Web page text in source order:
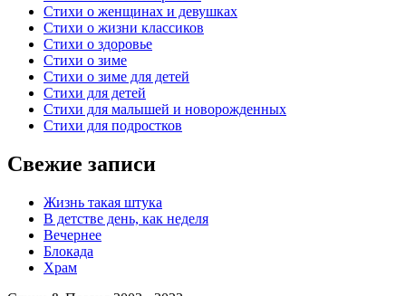
Стихи о женщинах и девушках
Стихи о жизни классиков
Стихи о здоровье
Стихи о зиме
Стихи о зиме для детей
Стихи для детей
Стихи для малышей и новорожденных
Стихи для подростков
Свежие записи
Жизнь такая штука
В детстве день, как неделя
Вечернее
Блокада
Храм